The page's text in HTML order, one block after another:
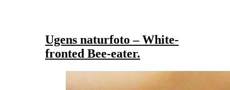
Ugens naturfoto – White-
fronted Bee-eater.